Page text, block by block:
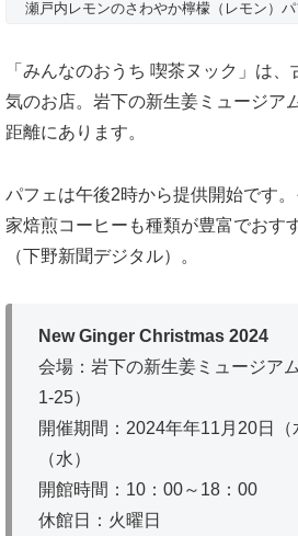
瀬戸内レモンのさわやか檸檬（レモン）パ
「みんなのおうち 喫茶ヌック」は
気のお店。岩下の新生姜ミュージア
距離にあります。
パフェは午後2時から提供開始です
家焙煎コーヒーも種類が豊富でおす
（下野新聞デジタル）。
New Ginger Christmas 2024
会場：岩下の新生姜ミュージア
1-25）
開催期間：2024年年11月20日（
（水）
開館時間：10：00～18：00
休館日：火曜日